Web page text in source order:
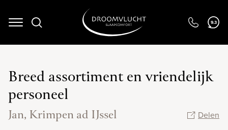
Navigation 9.3
Breed assortiment en vriendelijk
personeel
Jan, Krimpen ad IJssel Delen